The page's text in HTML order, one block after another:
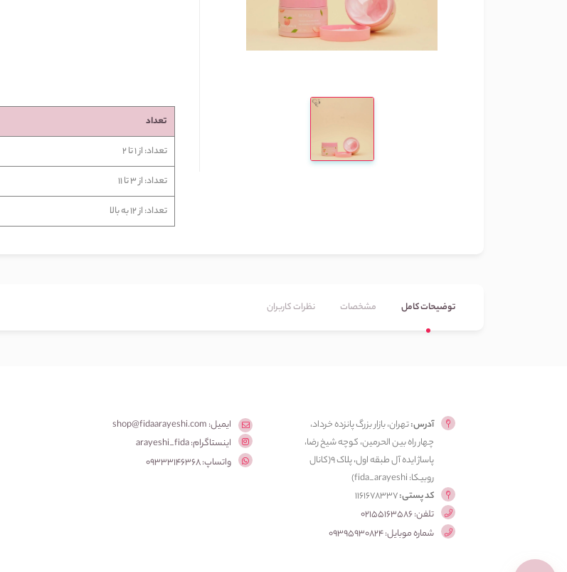
تعداد
تعداد: از 1 تا 2
تعداد: از 3 تا 11
تعداد: از 12 به بالا
توضیحات کامل مشخصات نظرات کاربران
آدرس:تهران، بازار بزرگ پانزده خرداد،
چهار راه بین الحرمین، کوچه شیخ رضا،
پاساژ ایده آل طبقه اول، پلاک ۹(کانال
روبیکا: fida_arayeshi)
کد پستی:1161678337
تلفن: 02155163586
شماره موبایل: 09395930824
ایمیل: shop@fidaarayeshi.com
اینستاگرام: arayeshi_fida
واتساپ: 09333146368